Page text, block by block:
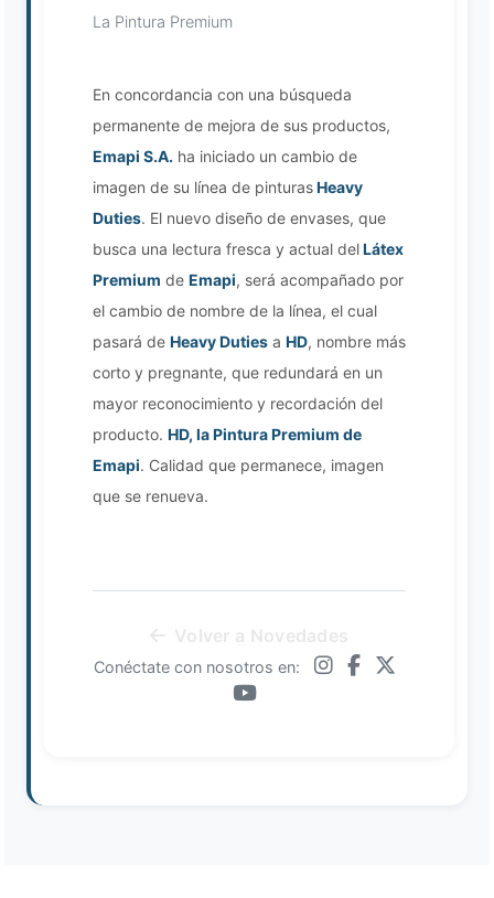
La Pintura Premium
En concordancia con una búsqueda
permanente de mejora de sus productos,
Emapi S.A. ha iniciado un cambio de
imagen de su línea de pinturasHeavy
Duties. El nuevo diseño de envases, que
busca una lectura fresca y actual delLátex
Premium de Emapi, será acompañado por
el cambio de nombre de la línea, el cual
pasará de Heavy Duties a HD, nombre más
corto y pregnante, que redundará en un
mayor reconocimiento y recordación del
producto. HD, la Pintura Premium de
Emapi. Calidad que permanece, imagen
que se renueva.
Conéctate con nosotros en:
Asistente EMAPI